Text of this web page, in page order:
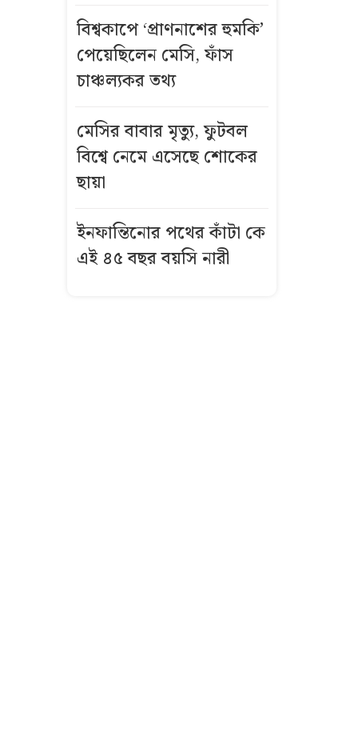
বিমানের পিছু
নিলেন
বাংলাদেশি নারী
প্রধানমন্ত্রীকে ডিম
মারলো বিরোধী
বিএনপির
রাষ্ট্রপতি পদের
বিশ্বকাপে ‘প্রাণনাশের হুমকি’
পেয়েছিলেন মেসি, ফাঁস
চাঞ্চল্যকর তথ্য
মেসির বাবার মৃত্যু, ফুটবল
বিশ্বে নেমে এসেছে শোকের
ছায়া
ইনফান্তিনোর পথের কাঁটা কে
এই ৪৫ বছর বয়সি নারী